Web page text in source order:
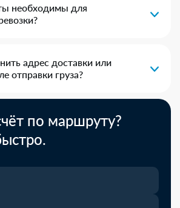
необходимы для
адрес доставки или
отправки груза?
по маршруту?